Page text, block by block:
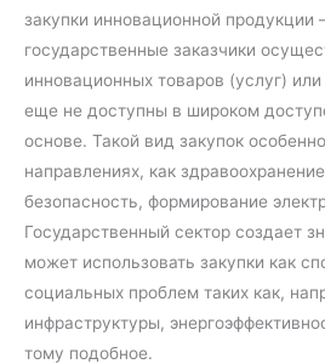
закупки инновационной продукции
государственные заказчики
инновационных товаров (услуг) или
еще не доступны в широком
основе. Такой вид закупок
направлениях, как
безопасность, формирование
Государственный сектор создает
может использовать закупки как
социальных проблем таких как,
инфраструктуры,
тому подобное.